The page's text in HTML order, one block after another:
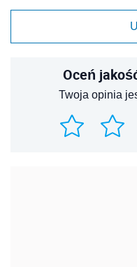
Oceń
Twoja opinia